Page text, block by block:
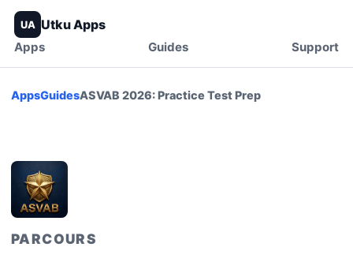
UA Utku Apps
Apps Guides Support
AppsGuidesASVAB 2026: Practice Test Prep
PARCOURS